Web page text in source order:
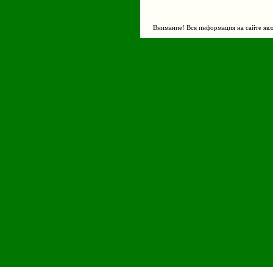
Внимание! Вся информация на сайте